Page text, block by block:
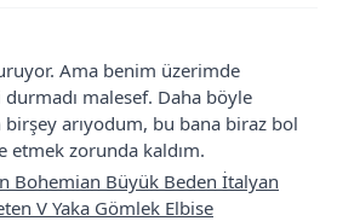
Ama benim üzerimde
malesef. Daha böyle
arıyodum, bu bana biraz bol
etmek zorunda kaldım.
Bohemian Büyük Beden İtalyan
V Yaka Gömlek Elbise